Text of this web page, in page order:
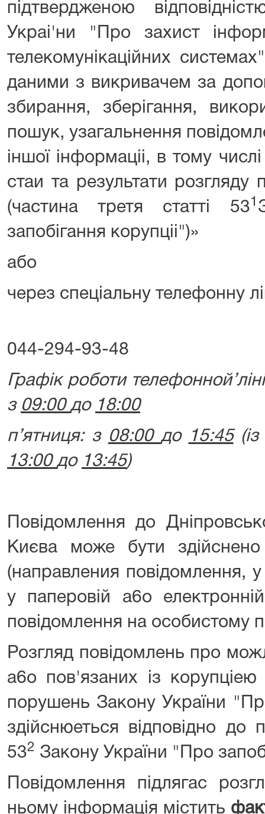
підтвердженою
Украі'ни "Про захист
телекомунікаційних
даними з викривачем за
збирання, зберігання,
пошук, узагальнення
іншої інформаціі, в тому
стаи та результати розгляду
(частина третя статті 531
запобігання корупціі")»
або
через спеціальну телефонну
044-294-93-48
Графік роботи
з 09:00 до 18:00
п’ятниця: з 08:00 до 15:45(із
13:00 до 13:45)
Повідомлення до
Києва може бути
(направления повідомлення,
у паперовій a6o
повідомлення на особистому
Розгляд повідомлень про
a6o пов'язаних із
порушень Закону України
здійснюеться відповідно
532 Закону України "Про
Повідомлення підлягас
ньому інформація містить